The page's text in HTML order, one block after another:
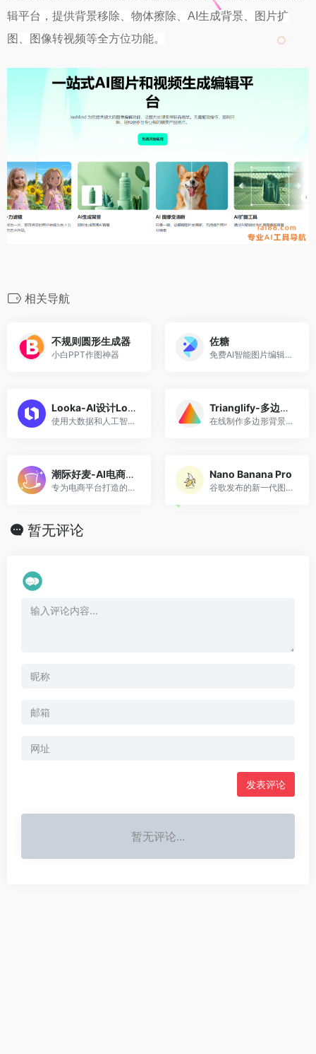
辑平台，提供背景移除、物体擦除、AI生成背景、图片扩
图、图像转视频等全方位功能。
相关导航
不规则圆形生成器
小白PPT作图神器
佐糖
免费AI智能图片编辑工具
Looka-AI设计Logo
使用大数据和人工智能技术设计专业的logo，不过要先登录注册。
Trianglify-多边形背景图
在线制作多边形背景图片
潮际好麦-AI电商营销
专为电商平台打造的AI营销工具
Nano Banana Pro
谷歌发布的新一代图像生成模型
暂无评论
暂无评论...